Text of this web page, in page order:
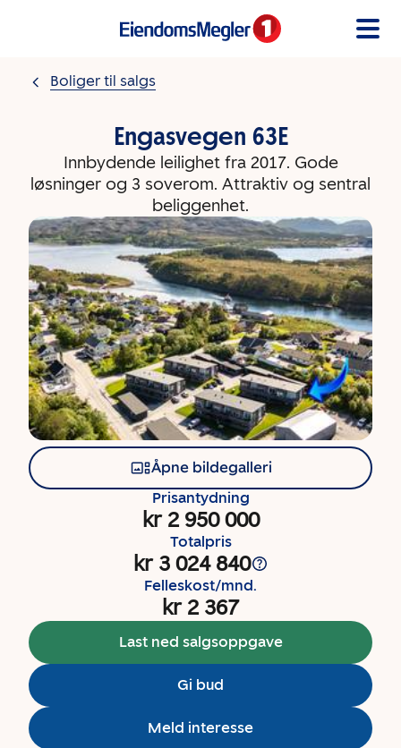
Boliger til salgs
Engasvegen 63E
Innbydende leilighet fra 2017. Gode
løsninger og 3 soverom. Attraktiv og sentral
beliggenhet.
Åpne bildegalleri
Prisantydning
kr 2 950 000
Totalpris
kr 3 024 840
Felleskost/mnd.
kr 2 367
Last ned salgsoppgave
Gi bud
Meld interesse